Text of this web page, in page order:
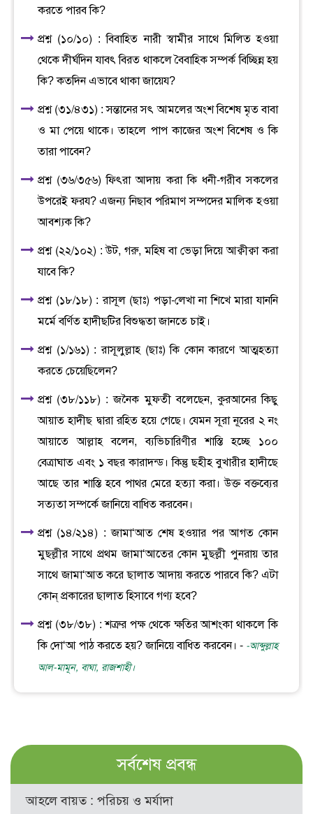
করতে পারব কি?
প্রশ্ন (১০/১০) : বিবাহিত নারী স্বামীর সাথে মিলিত হওয়া
থেকে দীর্ঘদিন যাবৎ বিরত থাকলে বৈবাহিক সম্পর্ক বিচ্ছিন্ন হয়
কি? কতদিন এভাবে থাকা জায়েয?
প্রশ্ন (৩১/৪৩১) : সন্তানের সৎ আমলের অংশ বিশেষ মৃত বাবা
ও মা পেয়ে থাকে। তাহলে পাপ কাজের অংশ বিশেষ ও কি
তারা পাবেন?
প্রশ্ন (৩৬/৩৫৬) ফিৎরা আদায় করা কি ধনী-গরীব সকলের
উপরেই ফরয? এজন্য নিছাব পরিমাণ সম্পদের মালিক হওয়া
আবশ্যক কি?
প্রশ্ন (২২/১০২) : উট, গরু, মহিষ বা ভেড়া দিয়ে আক্বীক্বা করা
যাবে কি?
প্রশ্ন (১৮/১৮) : রাসূল (ছাঃ) পড়া-লেখা না শিখে মারা যাননি
মর্মে বর্ণিত হাদীছটির বিশুদ্ধতা জানতে চাই।
প্রশ্ন (১/১৬১) : রাসূলুল্লাহ (ছাঃ) কি কোন কারণে আত্মহত্যা
করতে চেয়েছিলেন?
প্রশ্ন (৩৮/১১৮) : জনৈক মুফতী বলেছেন, কুরআনের কিছু
আয়াত হাদীছ দ্বারা রহিত হয়ে গেছে। যেমন সূরা নূরের ২ নং
আয়াতে আল্লাহ বলেন, ব্যভিচারিণীর শাস্তি হচ্ছে ১০০
বেত্রাঘাত এবং ১ বছর কারাদন্ড। কিন্তু ছহীহ বুখারীর হাদীছে
আছে তার শাস্তি হবে পাথর মেরে হত্যা করা। উক্ত বক্তব্যের
সত্যতা সম্পর্কে জানিয়ে বাধিত করবেন।
প্রশ্ন (১৪/২১৪) : জামা‘আত শেষ হওয়ার পর আগত কোন
মুছল্লীর সাথে প্রথম জামা‘আতের কোন মুছল্লী পুনরায় তার
সাথে জামা‘আত করে ছালাত আদায় করতে পারবে কি? এটা
কোন্ প্রকারের ছালাত হিসাবে গণ্য হবে?
প্রশ্ন (৩৮/৩৮) : শত্রুর পক্ষ থেকে ক্ষতির আশংকা থাকলে কি
কি দো‘আ পাঠ করতে হয়? জানিয়ে বাধিত করবেন। - -আব্দুল্লাহ
আল-মামূন, বাঘা, রাজশাহী।
সর্বশেষ প্রবন্ধ
আহলে বায়ত : পরিচয় ও মর্যাদা